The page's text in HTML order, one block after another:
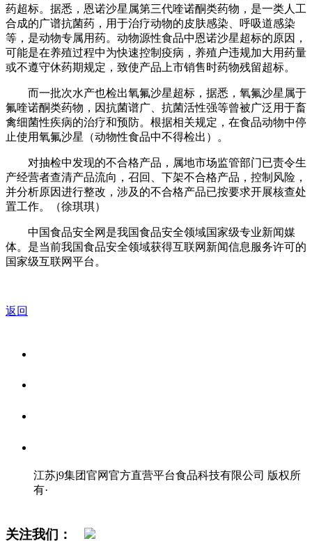
药超标。据悉，恩诺沙星属第三代喹诺酮类药物，是一类人工
合成的广谱抗菌药，用于治疗动物的皮肤感染、呼吸道感染
等，是动物专属用药。动物源性食品中恩诺沙星超标的原因，
可能是在养殖过程中为快速控制疫病，养殖户违规加大用药量
或不遵守休药期规定，致使产品上市销售时药物残留超标。
而一批次水产也检出氧氟沙星超标，据悉，氧氟沙星属于
氟喹诺酮类药物，因抗菌谱广、抗菌活性强等曾被广泛用于畜
禽细菌性疾病的治疗和预防。根据相关规定，在食品动物中停
止使用氧氟沙星（动物性食品中不得检出）。
对抽检中发现的不合格产品，属地市场监管部门已责令生
产经营者查清产品流向，召回、下架不合格产品，控制风险，
并分析原因进行整改，涉及的不合格产品已按要求开展核查处
置工作。（徐琪琪）
中国食品安全网是我国食品安全领域国家级专业新闻媒
体。是当前我国食品安全领域获得互联网新闻信息服务许可的
国家级互联网平台。
返回
江苏j9集团官网官方直营平台食品科技有限公司 版权所
有·
关注我们：